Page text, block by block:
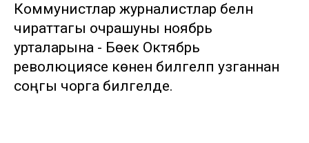
Коммунистлар журналистлар белән
чираттагы очрашуны ноябрь
урталарына - Бөек Октябрь
революциясе көнен билгеләп узганнан
соңгы чорга билгеләде.